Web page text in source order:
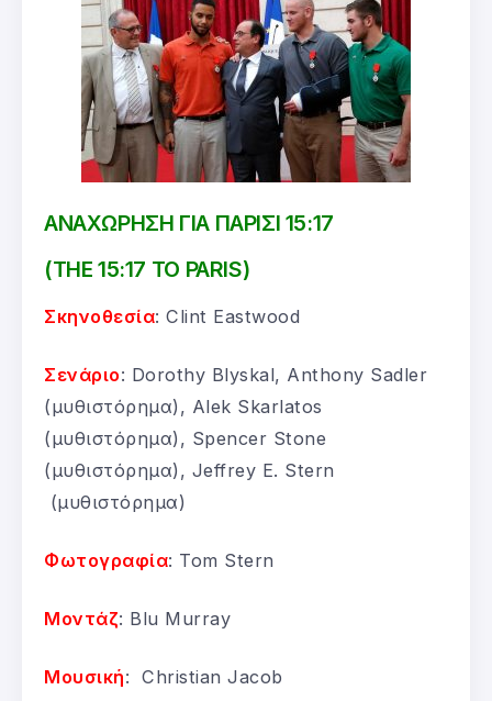
ΑΝΑΧΩΡΗΣΗ ΓΙΑ ΠΑΡΙΣΙ 15:17
(THE 15:17 TO PARIS)
Σκηνοθεσία: Clint Eastwood
Σενάριο: Dorothy Blyskal, Anthony Sadler
(μυθιστόρημα), Alek Skarlatos
(μυθιστόρημα), Spencer Stone
(μυθιστόρημα), Jeffrey E. Stern
(μυθιστόρημα)
Φωτογραφία: Tom Stern
Μοντάζ: Blu Murray
Μουσική: Christian Jacob